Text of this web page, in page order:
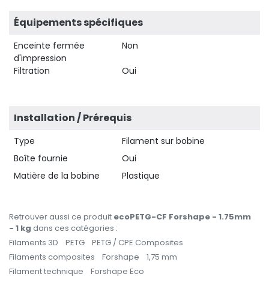
Équipements spécifiques
Enceinte fermée
d'impression
Non
Filtration Oui
Installation / Prérequis
Type
Filament sur bobine
Boîte fournie
Oui
Matière de la bobine
Plastique
Retrouver aussi ce produit ecoPETG-CF Forshape - 1.75mm
- 1 kg dans ces catégories :
Filaments 3D
PETG
PETG / CPE Composites
Filaments composites
Forshape
1,75 mm
Filament technique
Forshape Eco